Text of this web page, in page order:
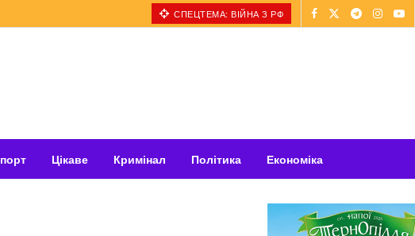
СПЕЦТЕМА: ВІЙНА З РФ
Цікаве Кримінал Політика Економіка